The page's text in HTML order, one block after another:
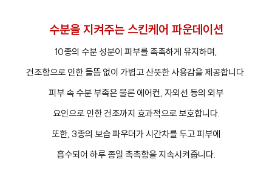
수분을 지켜주는 스킨케어 파운데이션
10종의 수분 성분이 피부를 촉촉하게 유지하며,
건조함으로 인한 들뜸 없이 가볍고 산뜻한 사용감을 제공합니다.
피부 속 수분 부족은 물론 에어컨, 자외선 등의 외부
요인으로 인한 건조까지 효과적으로 보호합니다.
또한, 3종의 보습 파우더가 시간차를 두고 피부에
흡수되어 하루 종일 촉촉함을 지속시켜줍니다.